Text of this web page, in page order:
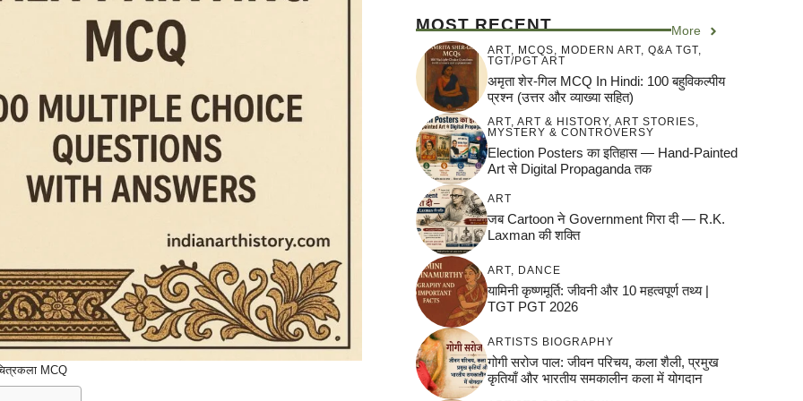
MCQ
MOST RECENT More
ART, MCQS, MODERN ART, Q&A TGT,
TGT/PGT ART
अमृता शेर-गिल MCQ In Hindi: 100 बहुविकल्पीय
प्रश्न (उत्तर और व्याख्या सहित)
ART, ART & HISTORY, ART STORIES,
MYSTERY & CONTROVERSY
Election Posters का इतिहास — Hand-Painted
Art से Digital Propaganda तक
ART
जब Cartoon ने Government गिरा दी — R.K.
Laxman की शक्ति
ART, DANCE
यामिनी कृष्णमूर्ति: जीवनी और 10 महत्वपूर्ण तथ्य |
TGT PGT 2026
ARTISTS BIOGRAPHY
गोगी सरोज पाल: जीवन परिचय, कला शैली, प्रमुख
कृतियाँ और भारतीय समकालीन कला में योगदान